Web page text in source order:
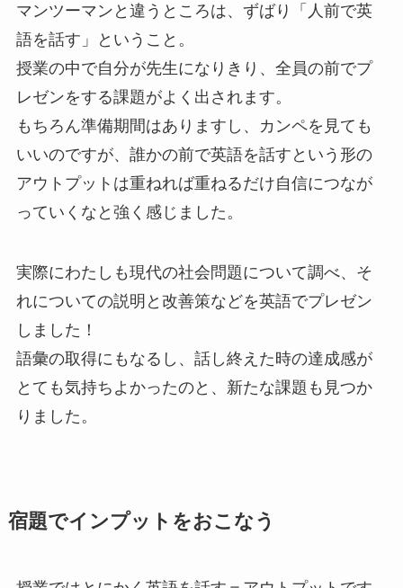
マンツーマンと違うところは、ずばり「人前で英
語を話す」ということ。
授業の中で自分が先生になりきり、全員の前でプ
レゼンをする課題がよく出されます。
もちろん準備期間はありますし、カンペを見ても
いいのですが、誰かの前で英語を話すという形の
アウトプットは重ねれば重ねるだけ自信につなが
っていくなと強く感じました。
実際にわたしも現代の社会問題について調べ、そ
れについての説明と改善策などを英語でプレゼン
しました！
語彙の取得にもなるし、話し終えた時の達成感が
とても気持ちよかったのと、新たな課題も見つか
りました。
宿題でインプットをおこなう